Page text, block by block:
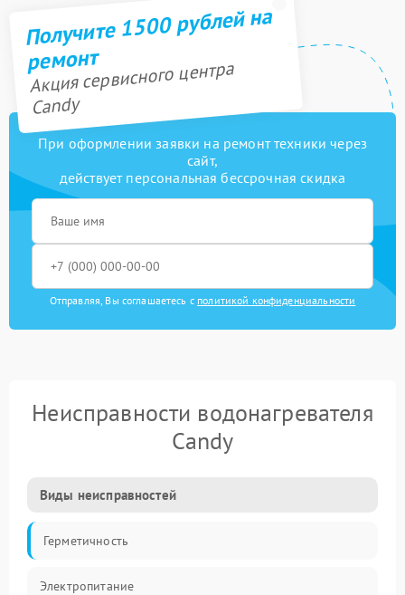
Получите 1500 рублей на
ремонт
Акция сервисного центра
Candy
При оформлении заявки на ремонт техники через
сайт,
действует персональная бессрочная скидка
Отправляя, Вы соглашаетесь с политикой конфиденциальности
Неисправности водонагревателя
Candy
Виды неисправностей
Герметичность
Электропитание